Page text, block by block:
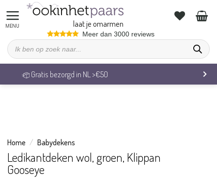
We zijn op vakantie. Vrijdag 7 augustus behandelen we alle
bestellingen weer.
naar
inhoud
laat je omarmen
Meer dan 3000 reviews
Producten
zoeken
Veilig betalen & 14 dagen retourrecht
Home / Babydekens
Ledikantdeken wol, groen, Klippan
Gooseye